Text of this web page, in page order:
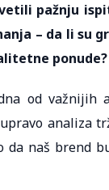
pažnju
– da li su
ponude?
od važnijih
analiza
da naš brend